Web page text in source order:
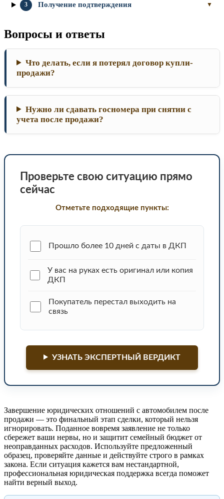
3 Получение подтверждения ▼
Вопросы и ответы
Что делать, если я потерял договор купли-
продажи?
Нужно ли сдавать госномера при снятии с
учета после продажи?
Проверьте свою ситуацию прямо
сейчас
Отметьте подходящие пункты:
Прошло более 10 дней с даты в ДКП
У вас на руках есть оригинал или копия
ДКП
Покупатель перестал выходить на
связь
УЗНАТЬ ЭКСПЕРТНЫЙ ВЕРДИКТ
Завершение юридических отношений с автомобилем после
продажи — это финальный этап сделки, который нельзя
игнорировать. Поданное вовремя заявление не только
сбережет ваши нервы, но и защитит семейный бюджет от
неоправданных расходов. Используйте предложенный
образец, проверяйте данные и действуйте строго в рамках
закона. Если ситуация кажется вам нестандартной,
профессиональная юридическая поддержка всегда поможет
найти верный выход.